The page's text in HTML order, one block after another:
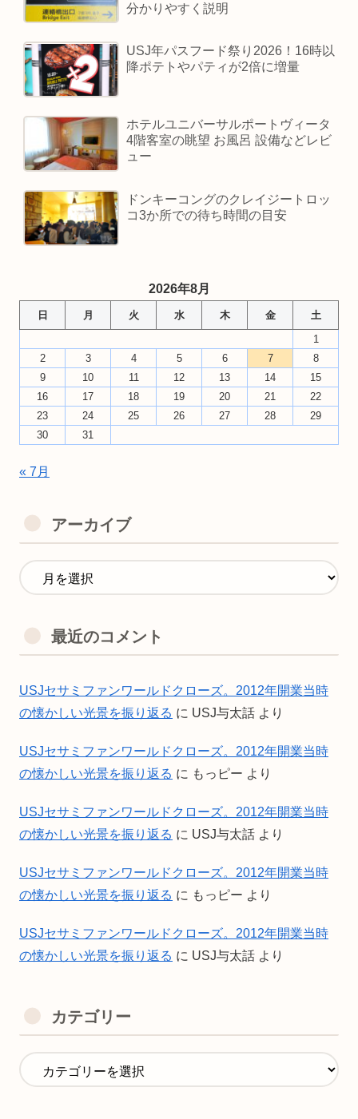
分かりやすく説明
USJ年パスフード祭り2026！16時以
降ポテトやパティが2倍に増量
ホテルユニバーサルポートヴィータ
4階客室の眺望 お風呂 設備などレビ
ュー
ドンキーコングのクレイジートロッ
コ3か所での待ち時間の目安
2026年8月
日 月 火 水 木 金
土
1
2
3 4 5 6 7
8
9
10 11 12 13 14
15
16
17 18 19 20 21
22
23
24 25 26 27 28
29
30
31
« 7月
アーカイブ
最近のコメント
USJセサミファンワールドクローズ。2012年開業当時
の懐かしい光景を振り返る に USJ与太話 より
USJセサミファンワールドクローズ。2012年開業当時
の懐かしい光景を振り返る に もっピー より
USJセサミファンワールドクローズ。2012年開業当時
の懐かしい光景を振り返る に USJ与太話 より
USJセサミファンワールドクローズ。2012年開業当時
の懐かしい光景を振り返る に もっピー より
USJセサミファンワールドクローズ。2012年開業当時
の懐かしい光景を振り返る に USJ与太話 より
カテゴリー